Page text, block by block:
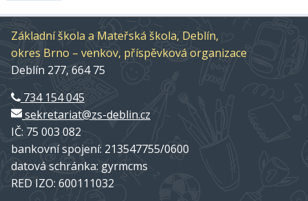
Základní škola a Mateřská škola, Deblín,
okres Brno – venkov, příspěvková organizace
Deblín 277, 664 75
734 154 045
sekretariat@zs-deblin.cz
IČ: 75 003 082
bankovní spojení: 213547755/0600
datová schránka: gyrmcms
RED IZO: 600111032